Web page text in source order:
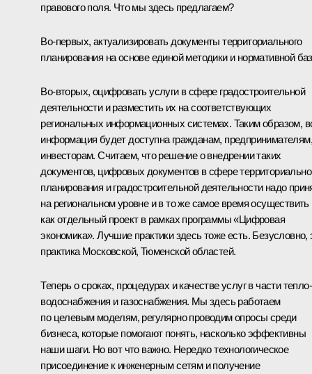
правового поля. Что мы здесь предлагаем?
Во-первых, актуализировать документы территориального
планирования на основе единой методики и нормативной
Во-вторых, оцифровать услуги в сфере градостроительной
деятельности и разместить их на соответствующих
региональных информационных системах. Таким образом,
информация будет доступна гражданам, предпринимателям,
инвесторам. Считаем, что решение о внедрении таких
документов, цифровых документов в сфере
планирования и градостроительной деятельности надо
на региональном уровне и в то же самое время осуществить
как отдельный проект в рамках программы «Цифровая
экономика». Лучшие практики здесь тоже есть. Безусловно,
практика Московской, Тюменской областей.
Теперь о сроках, процедурах и качестве услуг в части
водоснабжения и газоснабжения. Мы здесь работаем
по целевым моделям, регулярно проводим опросы среди
бизнеса, которые помогают понять, насколько эффективны
наши шаги. Но вот что важно. Нередко технологическое
присоединение к инженерным сетям и получение